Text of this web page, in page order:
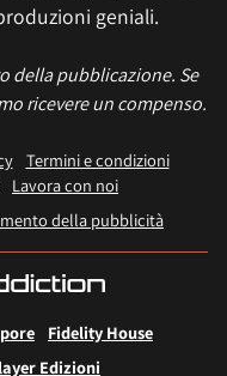
geniali.
della pubblicazione. Se
ricevere un compenso.
Termini e condizioni
Lavora con noi
della pubblicità
Fidelity House
Edizioni